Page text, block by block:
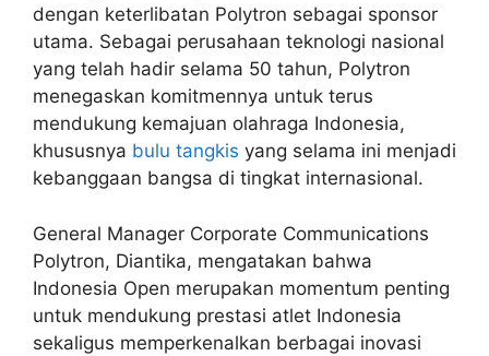
dengan keterlibatan Polytron sebagai sponsor
utama. Sebagai perusahaan teknologi nasional
yang telah hadir selama 50 tahun, Polytron
menegaskan komitmennya untuk terus
mendukung kemajuan olahraga Indonesia,
khususnya bulu tangkis yang selama ini menjadi
kebanggaan bangsa di tingkat internasional.
General Manager Corporate Communications
Polytron, Diantika, mengatakan bahwa
Indonesia Open merupakan momentum penting
untuk mendukung prestasi atlet Indonesia
sekaligus memperkenalkan berbagai inovasi